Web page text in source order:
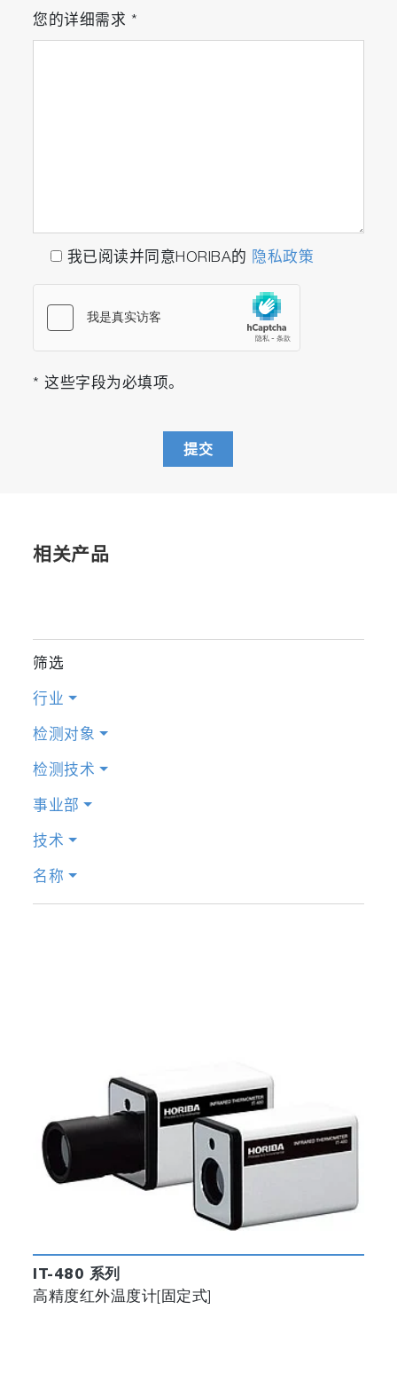
您的详细需求 *
我已阅读并同意HORIBA的 隐私政策
* 这些字段为必填项。
提交
相关产品
筛选
行业
检测对象
检测技术
事业部
技术
名称
IT-480 系列
高精度红外温度计[固定式]